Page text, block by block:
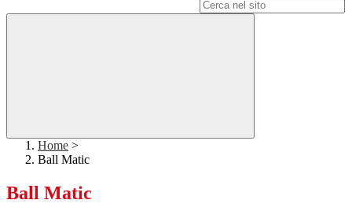
Home >
Ball Matic
Ball Matic